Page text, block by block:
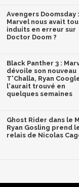
Avengers Doomsday
Marvel nous avait
induits en erreur sur
Doctor Doom ?
Black Panther 3 :
dévoile son nouveau
T'Challa, Ryan
l'aurait trouvé en
quelques semaines
Ghost Rider dans le
Ryan Gosling prend
relais de Nicolas